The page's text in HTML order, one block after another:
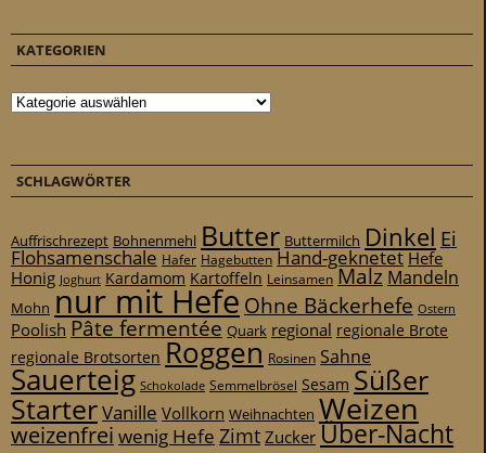
KATEGORIEN
Kategorien
SCHLAGWÖRTER
Auffrischrezept Bohnenmehl Butter Buttermilch Dinkel Ei
Flohsamenschale Hafer Hagebutten Hand-geknetet Hefe
Honig Joghurt Kardamom Kartoffeln Leinsamen Malz Mandeln
Mohn nur mit Hefe Ohne Bäckerhefe Ostern
Poolish Pâte fermentée Quark regional regionale Brote
regionale Brotsorten Roggen Rosinen Sahne
Sauerteig Schokolade Semmelbrösel Sesam Süßer
StarterVanille Vollkorn Weihnachten Weizen
weizenfrei wenig Hefe ZimtZuckerÜber-Nacht